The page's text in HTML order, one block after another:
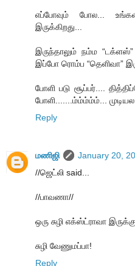
எப்போவும் போல...
இருக்கிறது...
இருந்தாலும் நம்ம
இப்போ ரொம்ப “தெளிவா”
போளி படு சூப்பர்....
போளி.......ம்ம்ம்ம்ம்... முடியல..
Reply
மணிஜி
January 20,
//ஜெட்லி said...
//பாவணா//
ஒரு சுழி எக்ஸ்ட்ராவா
சுழி வேணுமப்பா!
Reply